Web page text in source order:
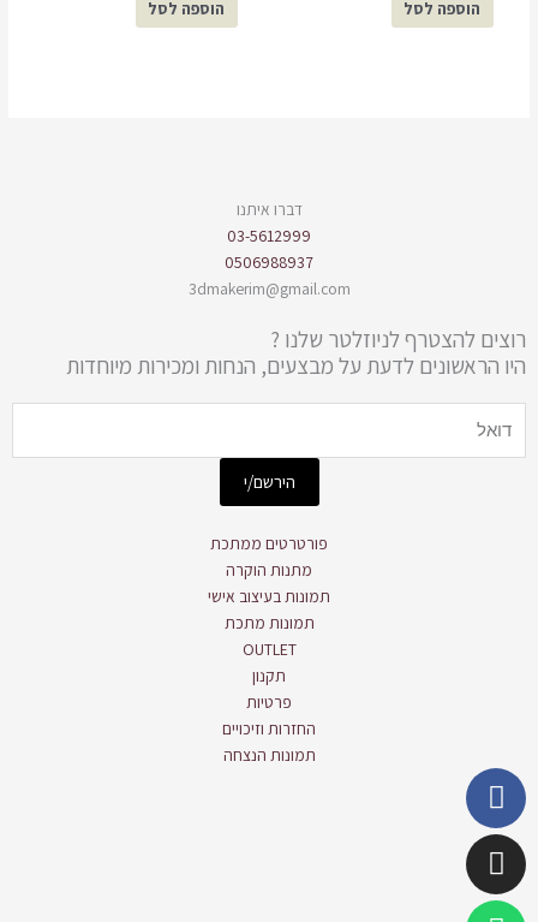
הוספה לסל הוספה לסל
דברו איתנו
03-5612999
0506988937
3dmakerim@gmail.com
רוצים להצטרף לניוזלטר שלנו ?
היו הראשונים לדעת על מבצעים, הנחות ומכירות מיוחדות
הירשם/י
פורטרטים ממתכת
מתנות הוקרה
תמונות בעיצוב אישי
תמונות מתכת
OUTLET
תקנון
פרטיות
החזרות וזיכויים
תמונות הנצחה
Facebook
Instagram
Whatsapp